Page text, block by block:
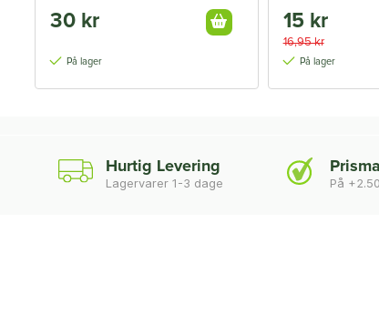
30 kr
På lager
15 kr
16,95 kr
På lager
Hurtig Levering
Lagervarer 1-3 dage På